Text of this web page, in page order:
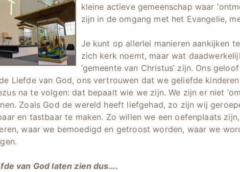
kleine actieve gemeenschap waar
zijn in de omgang met het Evangelie,
Je kunt op allerlei manieren aankijken
zich kerk noemt, maar wat
‘gemeente van Christus’ zijn. Ons
Liefde van God, ons vertrouwen dat we geliefde
na te volgen: dat bepaalt wie we zijn. We zijn er niet
Zoals God de wereld heeft liefgehad, zo zijn wij
en tastbaar te maken. Zo willen we een oefenplaats
waar we bemoedigd en getroost worden, waar we
van God laten zien dus….